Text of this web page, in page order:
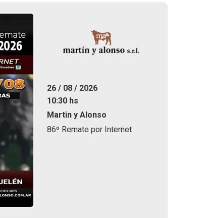
26 / 08 / 2026
10:30 hs
Martin y Alonso
86º Remate por Internet